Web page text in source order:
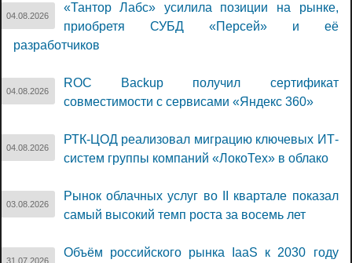
04.08.2026
«Тантор Лабс» усилила позиции на рынке,
приобретя СУБД «Персей» и её
разработчиков
04.08.2026
ROC Backup получил сертификат
совместимости с сервисами «Яндекс 360»
04.08.2026
РТК-ЦОД реализовал миграцию ключевых ИТ-
систем группы компаний «ЛокоТех» в облако
03.08.2026
Рынок облачных услуг во II квартале показал
самый высокий темп роста за восемь лет
31.07.2026
Объём российского рынка IaaS к 2030 году